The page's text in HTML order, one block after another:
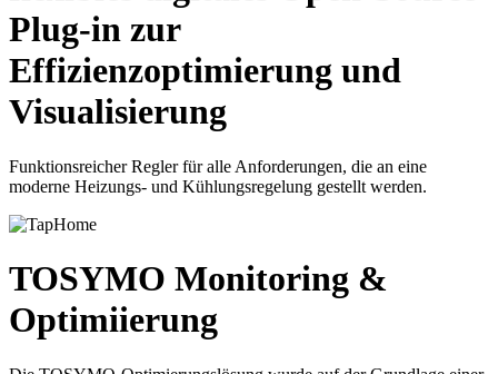
Plug-in zur
Effizienzoptimierung und
Visualisierung
Funktionsreicher Regler für alle Anforderungen, die an eine
moderne Heizungs- und Kühlungsregelung gestellt werden.
TOSYMO Monitoring &
Optimiierung